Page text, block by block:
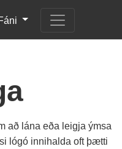
að lána eða leigja ýmsa
lógó innihalda oft þætti